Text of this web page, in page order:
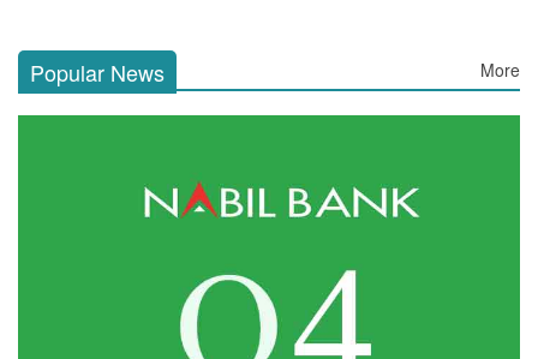
Popular News More